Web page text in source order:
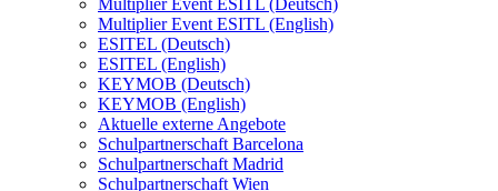
Multiplier Event ESITL (Deutsch)
Multiplier Event ESITL (English)
ESITEL (Deutsch)
ESITEL (English)
KEYMOB (Deutsch)
KEYMOB (English)
Aktuelle externe Angebote
Schulpartnerschaft Barcelona
Schulpartnerschaft Madrid
Schulpartnerschaft Wien